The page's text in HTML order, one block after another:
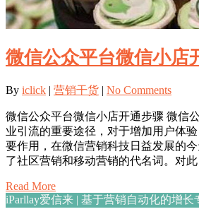
微信公众平台微信小店
By iclick | 营销干货 | No Comments
微信公众平台微信小店开通步骤 微信
业引流的重要途径，对于增加用户体
要作用，在微信营销科技日益发展的
了社区营销和移动营销的代名词。对
Read More
iParllay爱信来 | 基于营销自动化的增长